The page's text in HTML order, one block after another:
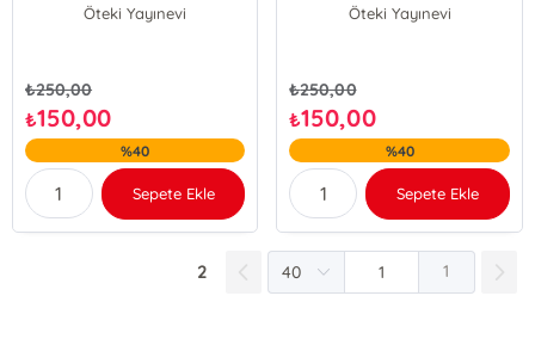
Öteki Yayınevi
₺250,00
₺150,00
%40
Sepete Ekle
Öteki Yayınevi
₺250,00
₺150,00
%40
Sepete Ekle
2 1